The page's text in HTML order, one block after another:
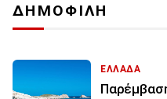
ΔΗΜΟΦΙΛΗ
ΕΛΛΑΔΑ